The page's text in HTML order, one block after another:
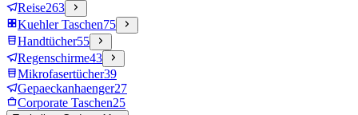
Reise263
Kuehler Taschen75
Handtücher55
Regenschirme43
Mikrofasertücher39
Gepaeckanhaenger27
Corporate Taschen25